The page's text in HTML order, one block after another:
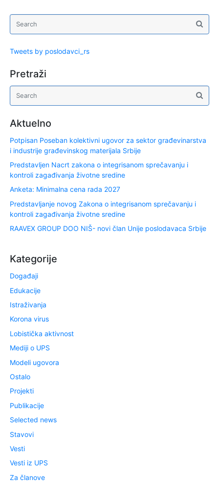
Tweets by poslodavci_rs
Pretraži
Aktuelno
Potpisan Poseban kolektivni ugovor za sektor građevinarstva
i industrije građevinskog materijala Srbije
Predstavljen Nacrt zakona o integrisanom sprečavanju i
kontroli zagađivanja životne sredine
Anketa: Minimalna cena rada 2027
Predstavljanje novog Zakona o integrisanom sprečavanju i
kontroli zagađivanja životne sredine
RAAVEX GROUP DOO NIŠ- novi član Unije poslodavaca Srbije
Kategorije
Događaji
Edukacije
Istraživanja
Korona virus
Lobistička aktivnost
Mediji o UPS
Modeli ugovora
Ostalo
Projekti
Publikacije
Selected news
Stavovi
Vesti
Vesti iz UPS
Za članove